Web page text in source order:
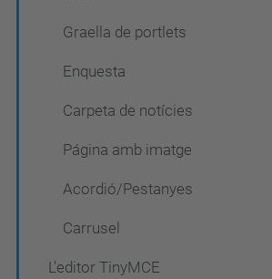
Graella de portlets
Enquesta
Carpeta de notícies
Página amb imatge
Acordió/Pestanyes
Carrusel
L'editor TinyMCE